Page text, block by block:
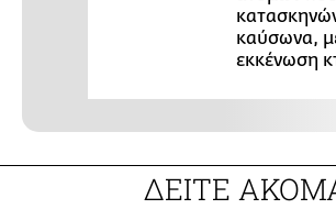
καύσωνα,
εκκένωση
ΔΕΙΤΕ